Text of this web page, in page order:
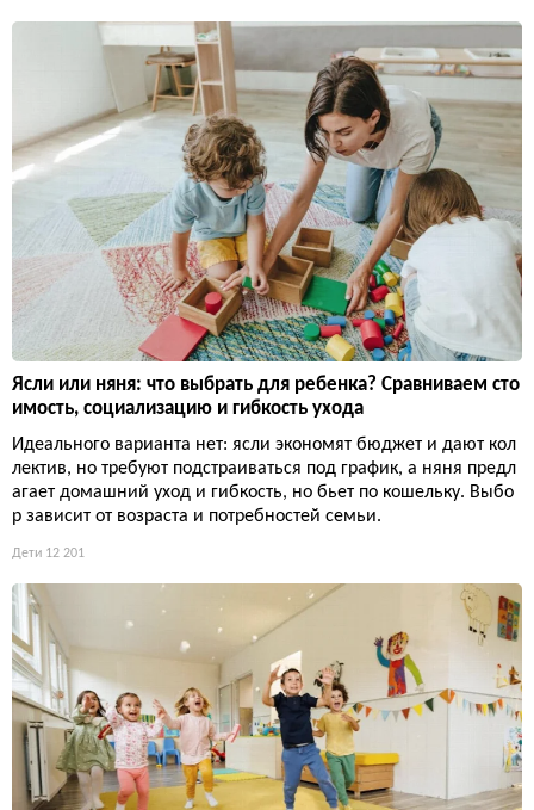
Ясли или няня: что выбрать для ребенка? Сравниваем сто
имость, социализацию и гибкость ухода
Идеального варианта нет: ясли экономят бюджет и дают кол
лектив, но требуют подстраиваться под график, а няня предл
агает домашний уход и гибкость, но бьет по кошельку. Выбо
р зависит от возраста и потребностей семьи.
Дети 12 201